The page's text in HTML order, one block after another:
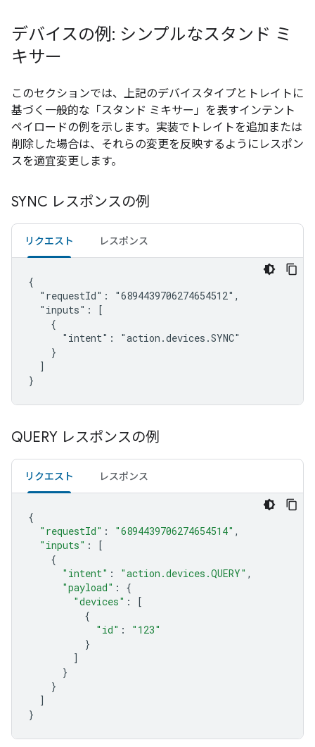
デバイスの例: シンプルなスタンド ミ
キサー
このセクションでは、上記のデバイスタイプとトレイトに
基づく一般的な「スタンド ミキサー」を表すインテント
ペイロードの例を示します。実装でトレイトを追加または
削除した場合は、それらの変更を反映するようにレスポン
スを適宜変更します。
SYNC レスポンスの例
リクエスト レスポンス
{
  "requestId": "6894439706274654512",
  "inputs": [
    {
      "intent": "action.devices.SYNC"
    }
  ]
}
QUERY レスポンスの例
リクエスト レスポンス
{
"requestId" : "6894439706274654514" ,
"inputs" :
[
{
"intent" : "action.devices.QUERY" ,
"payload" :
{
"devices" :
[
{
"id" :
"123"
}
]
}
}
]
}